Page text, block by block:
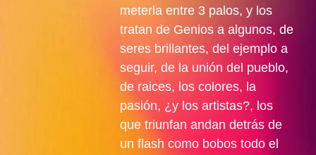
meterla entre 3 palos, y los
tratan de Genios a algunos, de
seres brillantes, del ejemplo a
seguir, de la unión del pueblo,
de raices, los colores, la
pasión, ¿y los artistas?, los
que triunfan andan detrás de
un flash como bobos todo el